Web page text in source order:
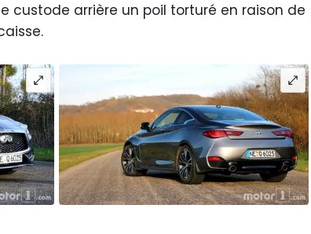
custode arrière un poil torturé en raison de